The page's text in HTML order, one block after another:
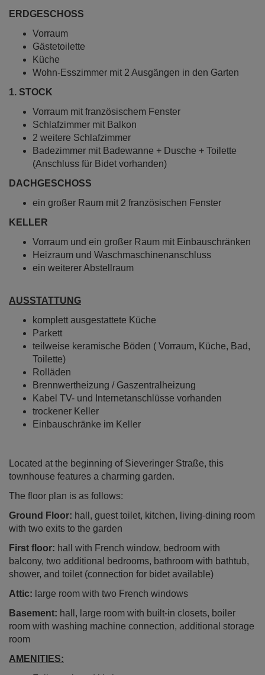
ERDGESCHOSS
Vorraum
Gästetoilette
Küche
Wohn-Esszimmer mit 2 Ausgängen in den Garten
1. STOCK
Vorraum mit französischem Fenster
Schlafzimmer mit Balkon
2 weitere Schlafzimmer
Badezimmer mit Badewanne + Dusche + Toilette
(Anschluss für Bidet vorhanden)
DACHGESCHOSS
ein großer Raum mit 2 französischen Fenster
KELLER
Vorraum und ein großer Raum mit Einbauschränken
Heizraum und Waschmaschinenanschluss
ein weiterer Abstellraum
AUSSTATTUNG
komplett ausgestattete Küche
Parkett
teilweise keramische Böden ( Vorraum, Küche, Bad,
Toilette)
Rolläden
Brennwertheizung / Gaszentralheizung
Kabel TV- und Internetanschlüsse vorhanden
trockener Keller
Einbauschränke im Keller
Located at the beginning of Sieveringer Straße, this
townhouse features a charming garden.
The floor plan is as follows:
Ground Floor: hall, guest toilet, kitchen, living-dining room
with two exits to the garden
First floor: hall with French window, bedroom with
balcony, two additional bedrooms, bathroom with bathtub,
shower, and toilet (connection for bidet available)
Attic: large room with two French windows
Basement: hall, large room with built-in closets, boiler
room with washing machine connection, additional storage
room
AMENITIES: